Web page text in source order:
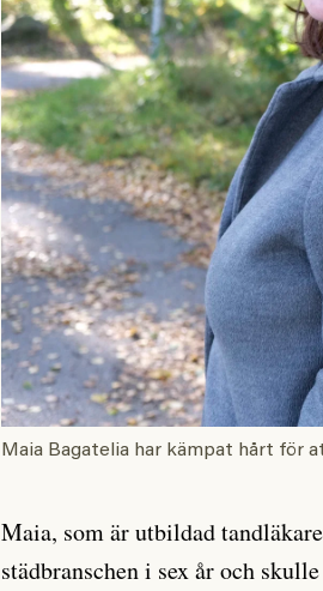
Maia Bagatelia har kämpat hårt för
Maia, som är utbildad
städbranschen i sex år och